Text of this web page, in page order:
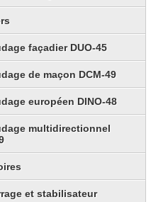
façadier DUO-45
de maçon DCM-49
européen DINO-48
multidirectionnel
et stabilisateur